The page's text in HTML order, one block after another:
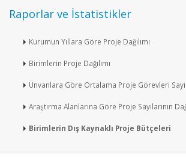
Raporlar ve İstatistikler
Kurumun Yıllara Göre Proje Dağılımı
Birimlerin Proje Dağılımı
Ünvanlara Göre Ortalama Proje Görevleri
Araştırma Alanlarına Göre Proje Sayılarının
Birimlerin Dış Kaynaklı Proje Bütçeleri